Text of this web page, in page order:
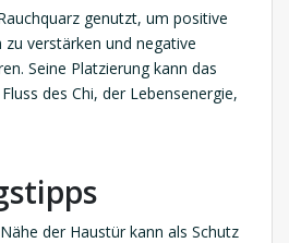
genutzt, um positive
zu verstärken und negative
Seine Platzierung kann das
des Chi, der Lebensenergie,
der Haustür kann als Schutz